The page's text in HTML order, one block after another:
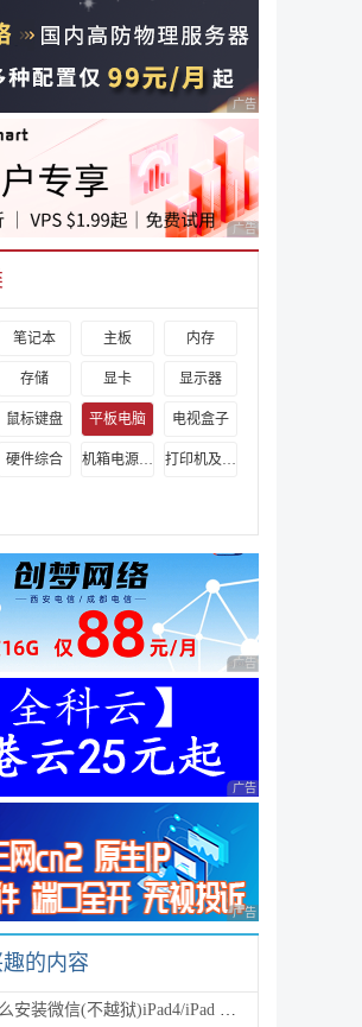
广告 商业广告，理性
广告 商业广告，理性
笔记本 主板 内存
存储 显卡 显示器
鼠标键盘 平板电脑 电视盒子
硬件综合 机箱电源及散热器 打印机及其它外设
广告 商业广告，理性
广告 商业广告，理性
广告 商业广告，理性
的内容
装微信(不越狱)iPad4/iPad mini安装微信教